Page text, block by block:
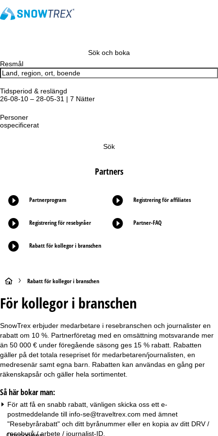
Sök och boka
Resmål
Tidsperiod & reslängd
26-08-10 – 28-05-31 | 7 Nätter
Personer
ospecificerat
Sök
Partners
Partnerprogram Registrering för affiliates
Registrering för resebyråer Partner-FAQ
Rabatt för kollegor i branschen
S
t
r
t
d
Rabatt för kollegor i branschen
För kollegor i branschen
SnowTrex erbjuder medarbetare i resebranschen och journalister en
rabatt om 10 %. Partnerföretag med en omsättning motsvarande mer
än 50 000 € under föregående säsong ges 15 % rabatt. Rabatten
gäller på det totala resepriset för medarbetaren/journalisten, en
medresenär samt egna barn. Rabatten kan användas en gång per
räkenskapsår och gäller hela sortimentet.
Så här bokar man:
För att få en snabb rabatt, vänligen skicka oss ett e-
postmeddelande till info-se@traveltrex.com med ämnet
"Resebyrårabatt" och ditt byrånummer eller en kopia av ditt DRV /
resebyrå / arbete / journalist-ID.